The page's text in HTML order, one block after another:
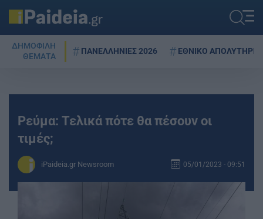
ΔΗΜΟΦΙΛΗ
ΘΕΜΑΤΑ
ΠΑΝΕΛΛΗΝΙΕΣ 2026 ΕΘΝΙΚΟ ΑΠΟΛΥΤΗΡΙΟ
Ρεύμα: Τελικά πότε θα πέσουν οι
τιμές;
iPaideia.gr Newsroom 05/01/2023 - 09:51